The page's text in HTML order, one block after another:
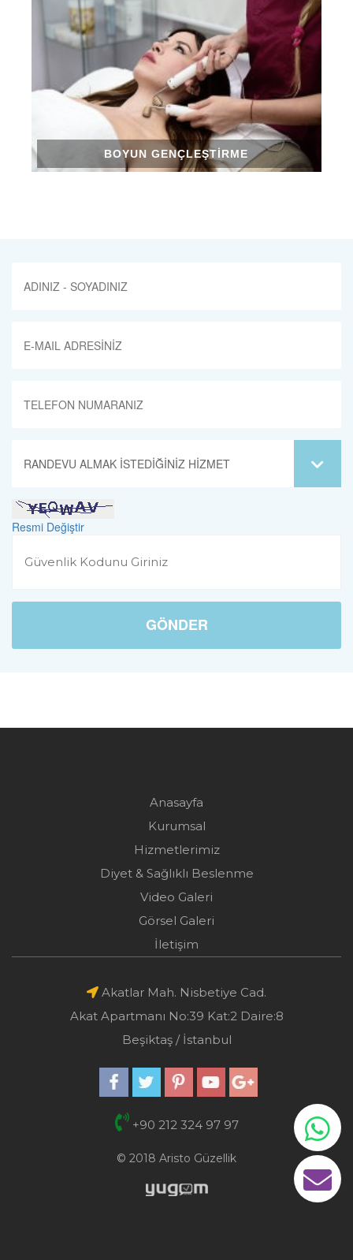
BOYUN GENÇLEŞTIRME
Resmi Değiştir
GÖNDER
Anasayfa
Kurumsal
Hizmetlerimiz
Diyet & Sağlıklı Beslenme
Video Galeri
Görsel Galeri
İletişim
Akatlar Mah. Nisbetiye Cad.
Akat Apartmanı No:39 Kat:2 Daire:8
Beşiktaş / İstanbul
+90 212 324 97 97
© 2018 Aristo Güzellik